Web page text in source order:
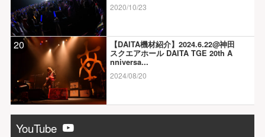
2020/10/23
20
【DAITA機材紹介】2024.6.22@神田
スクエアホール DAITA TGE 20th A
nniversa...
2024/08/20
YouTube